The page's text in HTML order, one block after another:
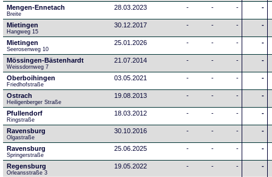
Mengen-Ennetach
Breite
28.03.2023 - - - -
Mietingen
Hangweg 15
30.12.2017 - - - -
Mietingen
Seerosenweg 10
25.01.2026 - - - -
Mössingen-Bästenhardt
Weissdornweg 7
21.07.2014 - - - -
Oberboihingen
Friedhofstraße
03.05.2021 - - - -
Ostrach
Heiligenberger Straße
19.08.2013 - - - -
Pfullendorf
Ringstraße
18.03.2012 - - - -
Ravensburg
Olgastraße
30.10.2016 - - - -
Ravensburg
Springerstraße
25.06.2025 - - - -
Regensburg
Orleansstraße 3
19.05.2022 - - - -